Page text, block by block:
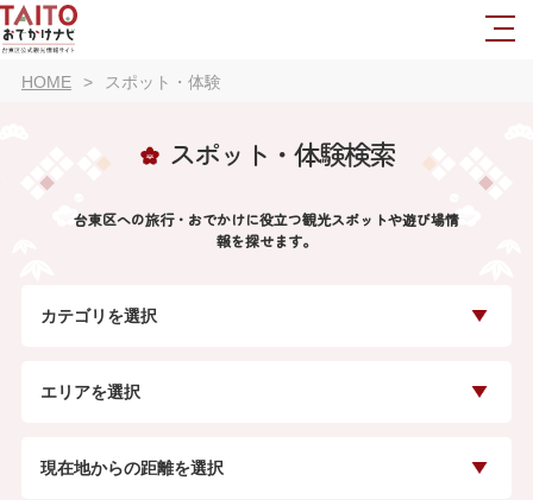
HOME スポット・体験
スポット・体験検索
台東区への旅行・おでかけに役立つ観光スポットや遊び場情
報を探せます。
カテゴリを選択
エリアを選択
現在地からの距離を選択